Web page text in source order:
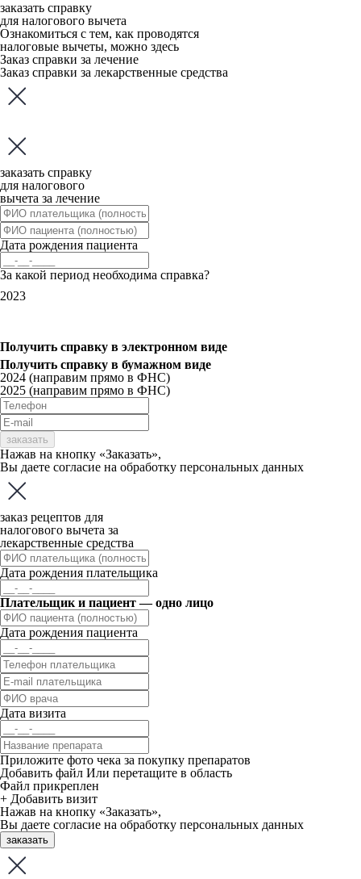
заказать справку
для налогового вычета
Ознакомиться с тем, как проводятся
налоговые вычеты, можно здесь
Заказ справки за лечение
Заказ справки за лекарственные средства
заказать справку
для налогового
вычета за лечение
Дата рождения пациента
За какой период необходима справка?
2023
Получить справку в электронном виде
Получить справку в бумажном виде
2024 (направим прямо в ФНС)
2025 (направим прямо в ФНС)
заказать
Нажав на кнопку «Заказать»,
Вы даете согласие на обработку персональных данных
заказ рецептов для
налогового вычета за
лекарственные средства
Дата рождения плательщика
Плательщик и пациент — одно лицо
Дата рождения пациента
Дата визита
Приложите фото чека за покупку препаратов
Добавить файл Или перетащите в область
Файл прикреплен
+ Добавить визит
Нажав на кнопку «Заказать»,
Вы даете согласие на обработку персональных данных
заказать